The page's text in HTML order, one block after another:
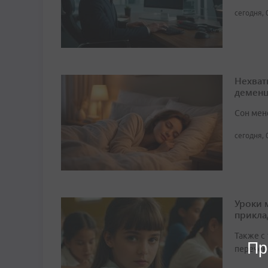
сегодня,
Сон
сегодня,
Уроки
Также с